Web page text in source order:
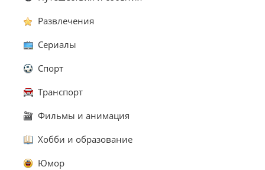
Развлечения
Сериалы
Спорт
Транспорт
Фильмы и анимация
Хобби и образование
Юмор